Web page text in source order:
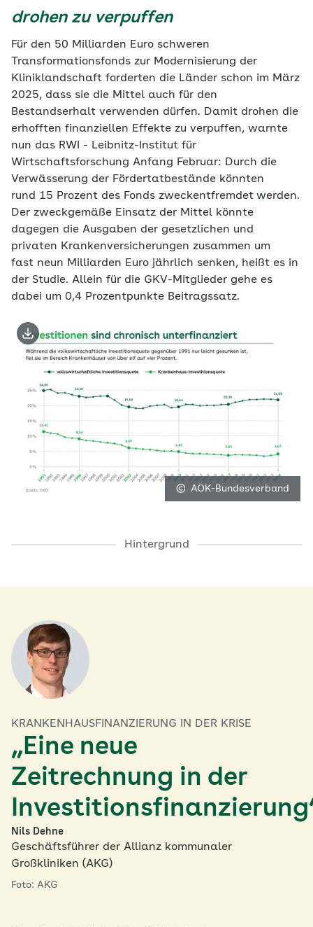
drohen zu verpuffen
Für den 50 Milliarden Euro schweren
Transformationsfonds zur Modernisierung der
Kliniklandschaft forderten die Länder schon im März
2025, dass sie die Mittel auch für den
Bestandserhalt verwenden dürfen. Damit drohen die
erhofften finanziellen Effekte zu verpuffen, warnte
nun das RWI - Leibnitz-Institut für
Wirtschaftsforschung Anfang Februar: Durch die
Verwässerung der Fördertatbestände könnten
rund 15 Prozent des Fonds zweckentfremdet werden.
Der zweckgemäße Einsatz der Mittel könnte
dagegen die Ausgaben der gesetzlichen und
privaten Krankenversicherungen zusammen um
fast neun Milliarden Euro jährlich senken, heißt es in
der Studie. Allein für die GKV-Mitglieder gehe es
dabei um 0,4 Prozentpunkte Beitragssatz.
Bild vergrößert darstellen
AOK-Bundesverband
Bild herunterladen
Hintergrund
KRANKENHAUSFINANZIERUNG IN DER KRISE
„Eine neue
Zeitrechnung in der
Nils Dehne
Geschäftsführer der Allianz kommunaler
Großkliniken (AKG)
Foto: AKG